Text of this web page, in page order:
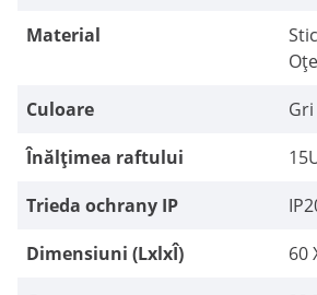
Material
Culoare
Gri
Înălțimea raftului
Trieda ochrany IP
Dimensiuni (LxlxÎ)
60